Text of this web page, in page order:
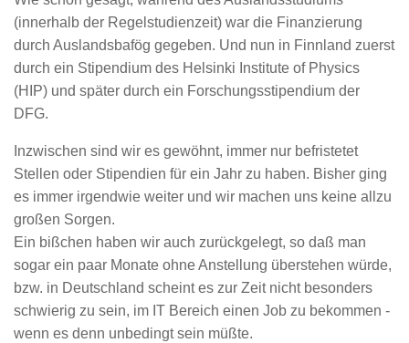
(innerhalb der Regelstudienzeit) war die Finanzierung
durch Auslandsbafög gegeben. Und nun in Finnland zuerst
durch ein Stipendium des Helsinki Institute of Physics
(HIP) und später durch ein Forschungsstipendium der
DFG.
Inzwischen sind wir es gewöhnt, immer nur befristetet
Stellen oder Stipendien für ein Jahr zu haben. Bisher ging
es immer irgendwie weiter und wir machen uns keine allzu
großen Sorgen.
Ein bißchen haben wir auch zurückgelegt, so daß man
sogar ein paar Monate ohne Anstellung überstehen würde,
bzw. in Deutschland scheint es zur Zeit nicht besonders
schwierig zu sein, im IT Bereich einen Job zu bekommen -
wenn es denn unbedingt sein müßte.